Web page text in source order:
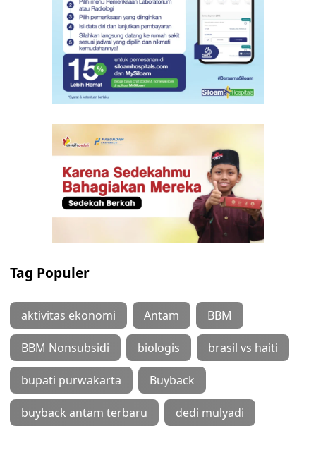
Tag Populer
aktivitas ekonomi Antam BBM
BBM Nonsubsidi biologis brasil vs haiti
bupati purwakarta Buyback
buyback antam terbaru dedi mulyadi